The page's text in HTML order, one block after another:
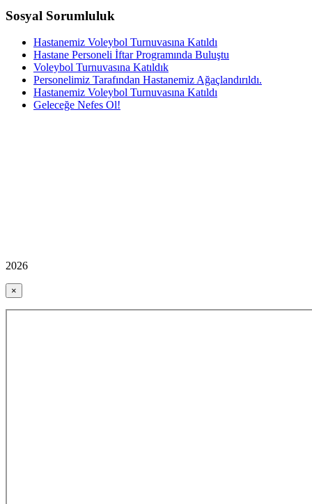
Sosyal Sorumluluk
Hastanemiz Voleybol Turnuvasına Katıldı
Hastane Personeli İftar Programında Buluştu
Voleybol Turnuvasına Katıldık
Personelimiz Tarafından Hastanemiz Ağaçlandırıldı.
Hastanemiz Voleybol Turnuvasına Katıldı
Geleceğe Nefes Ol!
2026
×